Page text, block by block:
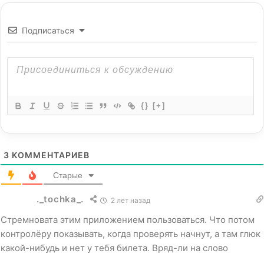
Подписаться
{} [+]
3 КОММЕНТАРИЕВ
Старые
._tochka_. 2 лет назад
Стремновата этим приложением пользоваться. Что потом
контролёру показывать, когда проверять начнут, а там глюк
какой-нибудь и нет у тебя билета. Вряд-ли на слово